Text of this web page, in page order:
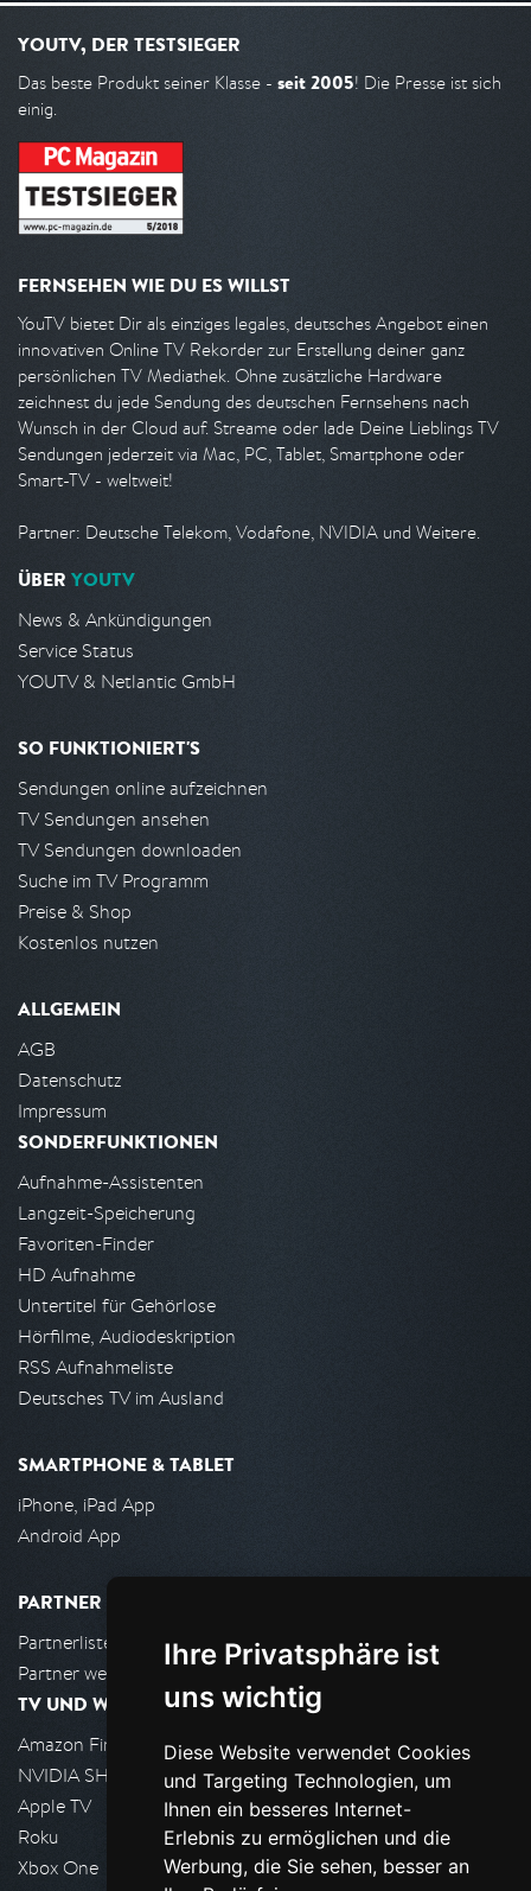
Ihre Privatsphäre ist
uns wichtig
Diese Website verwendet Cookies
und Targeting Technologien, um
Ihnen ein besseres Internet-
Erlebnis zu ermöglichen und die
Werbung, die Sie sehen, besser an
YOUTV, DER TESTSIEGER
Das beste Produkt seiner Klasse - seit 2005! Die Presse ist sich
einig.
FERNSEHEN WIE DU ES WILLST
YouTV bietet Dir als einziges legales, deutsches Angebot einen
innovativen Online TV Rekorder zur Erstellung deiner ganz
persönlichen TV Mediathek. Ohne zusätzliche Hardware
zeichnest du jede Sendung des deutschen Fernsehens nach
Wunsch in der Cloud auf. Streame oder lade Deine Lieblings TV
Sendungen jederzeit via Mac, PC, Tablet, Smartphone oder
Smart-TV - weltweit!
Partner: Deutsche Telekom, Vodafone, NVIDIA und Weitere.
ÜBER YOUTV
News & Ankündigungen
Service Status
YOUTV & Netlantic GmbH
SO FUNKTIONIERT'S
Sendungen online aufzeichnen
TV Sendungen ansehen
TV Sendungen downloaden
Suche im TV Programm
Preise & Shop
Kostenlos nutzen
ALLGEMEIN
AGB
Datenschutz
Impressum
SONDERFUNKTIONEN
Aufnahme-Assistenten
Langzeit-Speicherung
Favoriten-Finder
HD Aufnahme
Untertitel für Gehörlose
Hörfilme, Audiodeskription
RSS Aufnahmeliste
Deutsches TV im Ausland
SMARTPHONE & TABLET
iPhone, iPad App
Android App
PARTNER
Partnerliste
Partner werden
TV UND WOHNZIMMER
Amazon FireTV
NVIDIA SHIELD, Google TV
Apple TV
Roku
Xbox One